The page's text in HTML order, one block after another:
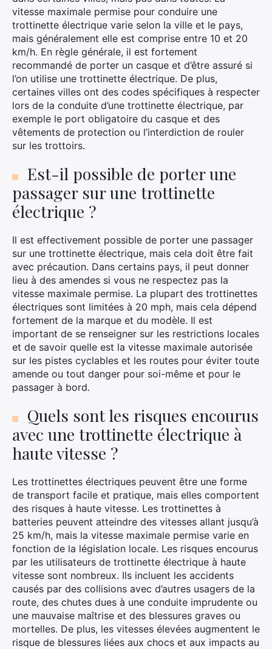
vitesse maximale permise pour conduire une
trottinette électrique varie selon la ville et le pays,
mais généralement elle est comprise entre 10 et 20
km/h. En règle générale, il est fortement
recommandé de porter un casque et d’être assuré si
l’on utilise une trottinette électrique. De plus,
certaines villes ont des codes spécifiques à respecter
lors de la conduite d’une trottinette électrique, par
exemple le port obligatoire du casque et des
vêtements de protection ou l’interdiction de rouler
sur les trottoirs.
Est-il possible de porter une
passager sur une trottinette
électrique ?
Il est effectivement possible de porter une passager
sur une trottinette électrique, mais cela doit être fait
avec précaution. Dans certains pays, il peut donner
lieu à des amendes si vous ne respectez pas la
vitesse maximale permise. La plupart des trottinettes
électriques sont limitées à 20 mph, mais cela dépend
fortement de la marque et du modèle. Il est
important de se renseigner sur les restrictions locales
et de savoir quelle est la vitesse maximale autorisée
sur les pistes cyclables et les routes pour éviter toute
amende ou tout danger pour soi-même et pour le
passager à bord.
Quels sont les risques encourus
avec une trottinette électrique à
haute vitesse ?
Les trottinettes électriques peuvent être une forme
de transport facile et pratique, mais elles comportent
des risques à haute vitesse. Les trottinettes à
batteries peuvent atteindre des vitesses allant jusqu’à
25 km/h, mais la vitesse maximale permise varie en
fonction de la législation locale. Les risques encourus
par les utilisateurs de trottinette électrique à haute
vitesse sont nombreux. Ils incluent les accidents
causés par des collisions avec d’autres usagers de la
route, des chutes dues à une conduite imprudente ou
une mauvaise maîtrise et des blessures graves ou
mortelles. De plus, les vitesses élevées augmentent le
risque de blessures liées aux chocs et aux impacts au
×